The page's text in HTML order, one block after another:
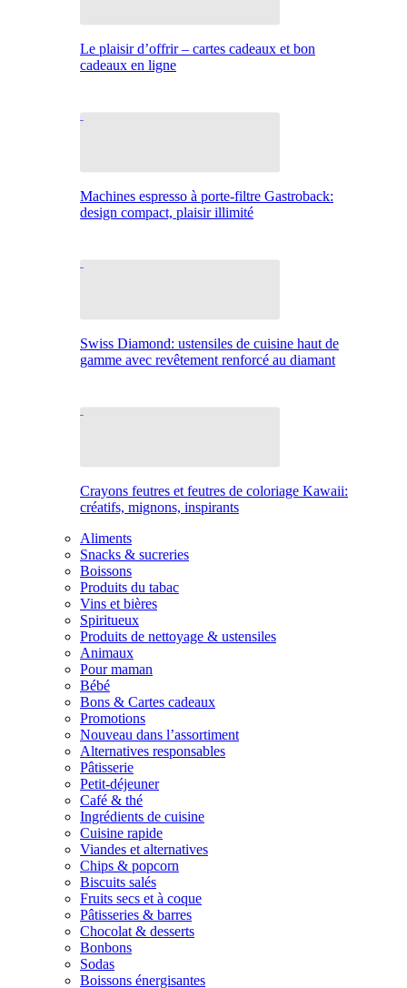
Le plaisir d’offrir – cartes cadeaux et bon
cadeaux en ligne
Machines espresso à porte-filtre Gastroback:
design compact, plaisir illimité
Swiss Diamond: ustensiles de cuisine haut de
gamme avec revêtement renforcé au diamant
Crayons feutres et feutres de coloriage Kawaii:
créatifs, mignons, inspirants
Aliments
Snacks & sucreries
Boissons
Produits du tabac
Vins et bières
Spiritueux
Produits de nettoyage & ustensiles
Animaux
Pour maman
Bébé
Bons & Cartes cadeaux
Promotions
Nouveau dans l’assortiment
Alternatives responsables
Pâtisserie
Petit-déjeuner
Café & thé
Ingrédients de cuisine
Cuisine rapide
Viandes et alternatives
Chips & popcorn
Biscuits salés
Fruits secs et à coque
Pâtisseries & barres
Chocolat & desserts
Bonbons
Sodas
Boissons énergisantes